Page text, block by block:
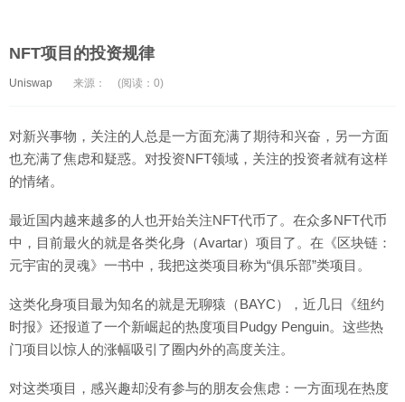
NFT项目的投资规律
Uniswap 来源： (阅读：0)
对新兴事物，关注的人总是一方面充满了期待和兴奋，另一方面
也充满了焦虑和疑惑。对投资NFT领域，关注的投资者就有这样
的情绪。
最近国内越来越多的人也开始关注NFT代币了。在众多NFT代币
中，目前最火的就是各类化身（Avartar）项目了。在《区块链：
元宇宙的灵魂》一书中，我把这类项目称为“俱乐部”类项目。
这类化身项目最为知名的就是无聊猿（BAYC），近几日《纽约
时报》还报道了一个新崛起的热度项目Pudgy Penguin。这些热
门项目以惊人的涨幅吸引了圈内外的高度关注。
对这类项目，感兴趣却没有参与的朋友会焦虑：一方面现在热度